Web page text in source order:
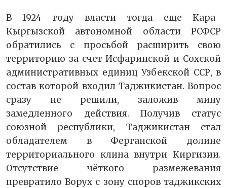
В 1924 году власти тогда еще Кара-
Кыргызской автономной области РСФСР
обратились с просьбой расширить свою
территорию за счет Исфаринской и Сохской
административных единиц Узбекской ССР, в
состав которой входил Таджикистан. Вопрос
сразу не решили, заложив мину
замедленного действия. Получив статус
союзной республики, Таджикистан стал
обладателем в Ферганской долине
территориального клина внутри Киргизии.
Отсутствие чёткого размежевания
превратило Ворух с зону споров таджикских